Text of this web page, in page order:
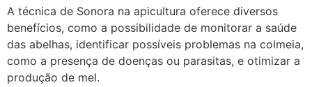
A técnica de Sonora na apicultura oferece diversos
benefícios, como a possibilidade de monitorar a saúde
das abelhas, identificar possíveis problemas na colmeia,
como a presença de doenças ou parasitas, e otimizar a
produção de mel.